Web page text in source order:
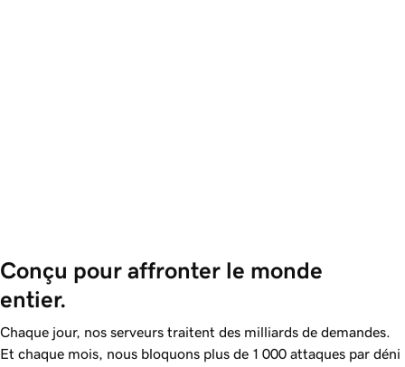
Conçu pour affronter le monde
entier.
Chaque jour, nos serveurs traitent des milliards de demandes.
Et chaque mois, nous bloquons plus de 1 000 attaques par déni